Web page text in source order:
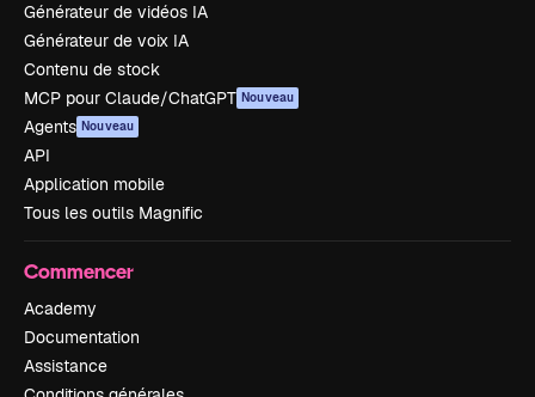
Générateur de vidéos IA
Générateur de voix IA
Contenu de stock
MCP pour Claude/ChatGPT Nouveau
Agents Nouveau
API
Application mobile
Tous les outils Magnific
Commencer
Academy
Documentation
Assistance